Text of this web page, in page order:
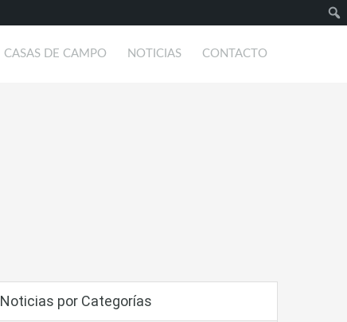
CASAS DE CAMPO NOTICIAS CONTACTO
Noticias por Categorías